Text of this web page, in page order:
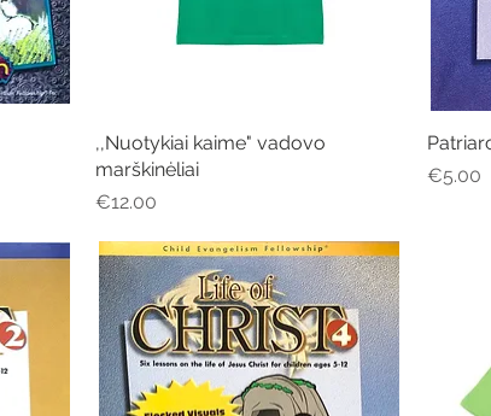
Quick View
,,Nuotykiai kaime" vadovo
marškinėliai
Price
€12.00
Price
€5.00